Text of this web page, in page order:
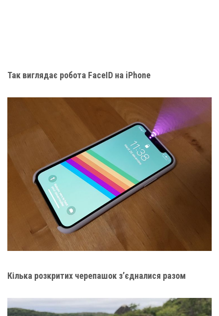
Так виглядає робота FaceID на iPhone
Кілька розкритих черепашок з’єдналися разом